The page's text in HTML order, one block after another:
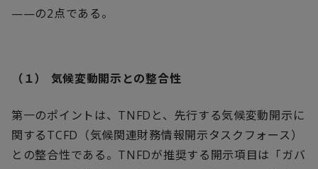
——の2点である。
（１） 気候変動開示との整合性
第一のポイントは、 TNFD と、先行する気候変動開示に
関するTCFD （気候関連財務情報開示タスクフォース）
との整合性である。 TNFDが推奨する開示項目は「ガバ